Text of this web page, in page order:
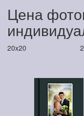
Цена
20x20